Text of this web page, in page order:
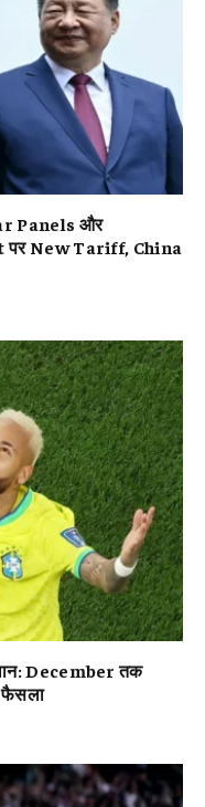
Panels और
पर New Tariff, China
December तक